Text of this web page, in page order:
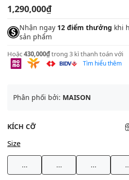
1,290,000₫
Nhận ngay 12 điểm thưởng khi
sản phẩm
Hoặc430,000₫trong 3 kì thanh toán với
Tìm hiểu thêm
Phân phối bởi: MAISON
KÍCH CỠ
Size
... ... ...